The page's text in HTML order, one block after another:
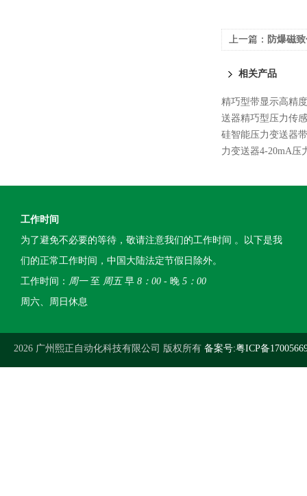
上一篇： 防爆磁
相关产品
精巧型带显示高精
送器精巧型压力传
硅智能压力变送器
力变送器4-20mA压
工作时间
为了避免不必要的等待，敬请注意我们的工作时间 。以下是我
们的正常工作时间，中国大陆法定节假日除外。
工作时间： 周一至 周五早 8：00 - 晚 5：00
周六、周日休息
2026 广州熙正自动化科技有限公司 版权所有 备案号:粤ICP备